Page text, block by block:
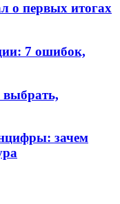
о первых итогах
7 ошибок,
выбрать,
зачем